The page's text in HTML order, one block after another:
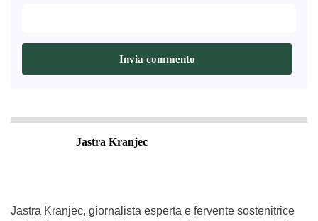
Jastra Kranjec
Jastra Kranjec, giornalista esperta e fervente sostenitrice